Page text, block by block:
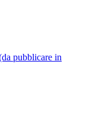
pubblicare in